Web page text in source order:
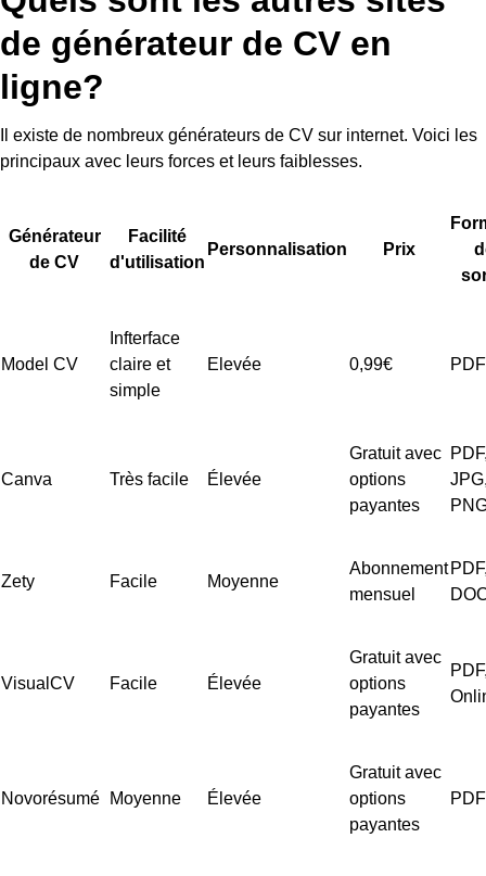
de générateur de CV en
ligne?
Il existe de nombreux générateurs de CV sur internet. Voici les
principaux avec leurs forces et leurs faiblesses.
Générateur
de CV
Facilité
d'utilisation
Personnalisation Prix
Model CV
Infterface
claire et
simple
Elevée 0,99€ PDF
Canva Très facile Élevée
Gratuit avec
options
payantes
Zety Facile Moyenne
Abonnement
mensuel
VisualCV Facile Élevée
Gratuit avec
options
payantes
Novorésumé Moyenne Élevée
Gratuit avec
options
payantes
PDF